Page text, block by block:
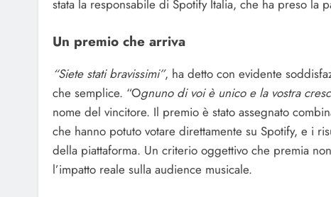
stata la responsabile di Spotify Italia, che ha preso la
Un premio che arriva
“Siete stati bravissimi”, ha detto con evidente
che semplice. “Ognuno di voi è unico e la vostra
nome del vincitore. Il premio è stato assegnato
che hanno potuto votare direttamente su Spotify, e i
della piattaforma. Un criterio oggettivo che premia
l’impatto reale sulla audience musicale.